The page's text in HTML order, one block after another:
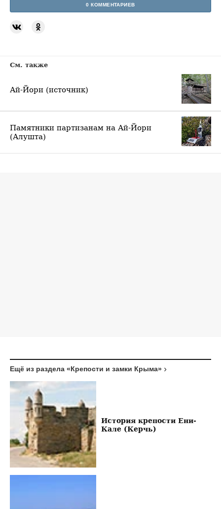
0 КОММЕНТАРИЕВ
См. также
Ай-Йори (источник)
Памятники партизанам на Ай-Йори
(Алушта)
Ещё из раздела «Крепости и замки Крыма»
История крепости Ени-
Кале (Керчь)